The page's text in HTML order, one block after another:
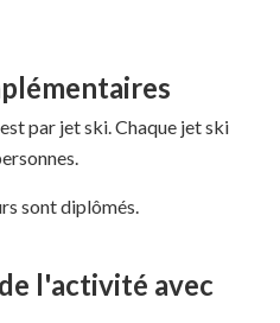
par jet ski. Chaque jet ski
sont diplômés.
l'activité avec